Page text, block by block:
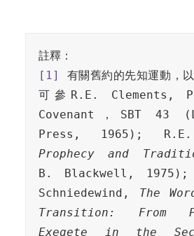
[1]
有關舊約的先知運動，
可參R.E. Clements,
Covenant，SBT 43
Prophecy and
B. Blackwell, 1975);
Schniedewind, The
Transition: From
Exegete in the